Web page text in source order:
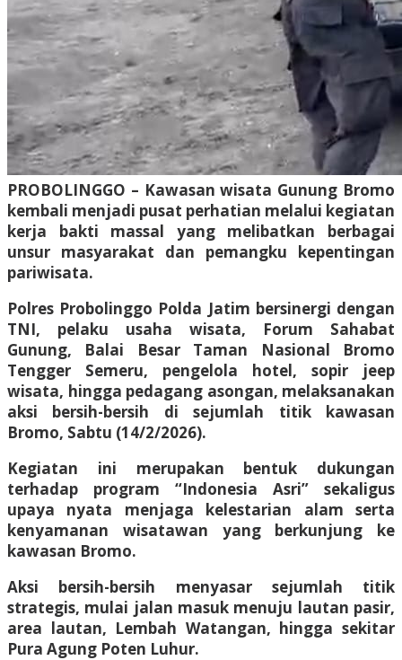
PROBOLINGGO – Kawasan wisata Gunung Bromo
kembali menjadi pusat perhatian melalui kegiatan
kerja bakti massal yang melibatkan berbagai
unsur masyarakat dan pemangku kepentingan
pariwisata.
Polres Probolinggo Polda Jatim bersinergi dengan
TNI, pelaku usaha wisata, Forum Sahabat
Gunung, Balai Besar Taman Nasional Bromo
Tengger Semeru, pengelola hotel, sopir jeep
wisata, hingga pedagang asongan, melaksanakan
aksi bersih-bersih di sejumlah titik kawasan
Bromo, Sabtu (14/2/2026).
Kegiatan ini merupakan bentuk dukungan
terhadap program “Indonesia Asri” sekaligus
upaya nyata menjaga kelestarian alam serta
kenyamanan wisatawan yang berkunjung ke
kawasan Bromo.
Aksi bersih-bersih menyasar sejumlah titik
strategis, mulai jalan masuk menuju lautan pasir,
area lautan, Lembah Watangan, hingga sekitar
Pura Agung Poten Luhur.